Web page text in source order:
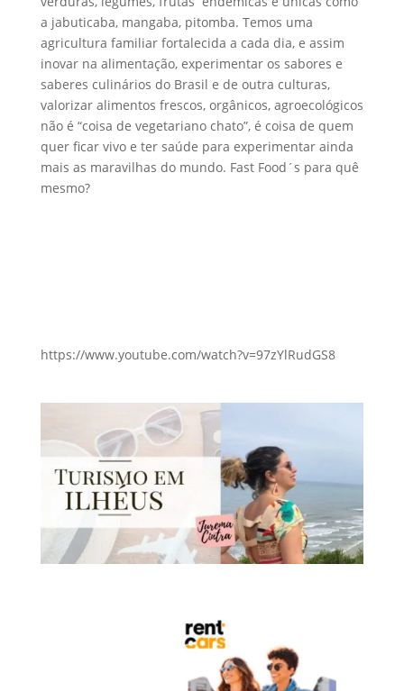
a jabuticaba, mangaba, pitomba. Temos uma
agricultura familiar fortalecida a cada dia, e assim
inovar na alimentação, experimentar os sabores e
saberes culinários do Brasil e de outra culturas,
valorizar alimentos frescos, orgânicos, agroecológicos
não é “coisa de vegetariano chato”, é coisa de quem
quer ficar vivo e ter saúde para experimentar ainda
mais as maravilhas do mundo. Fast Food´s para quê
mesmo?
https://www.youtube.com/watch?v=97zYlRudGS8